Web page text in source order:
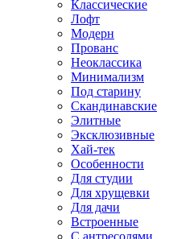
Классические
Лофт
Модерн
Прованс
Неоклассика
Минимализм
Под старину
Скандинавские
Элитные
Эксклюзивные
Хай-тек
Особенности
Для студии
Для хрущевки
Для дачи
Встроенные
С антресолями